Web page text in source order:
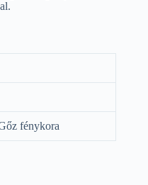
fénykora